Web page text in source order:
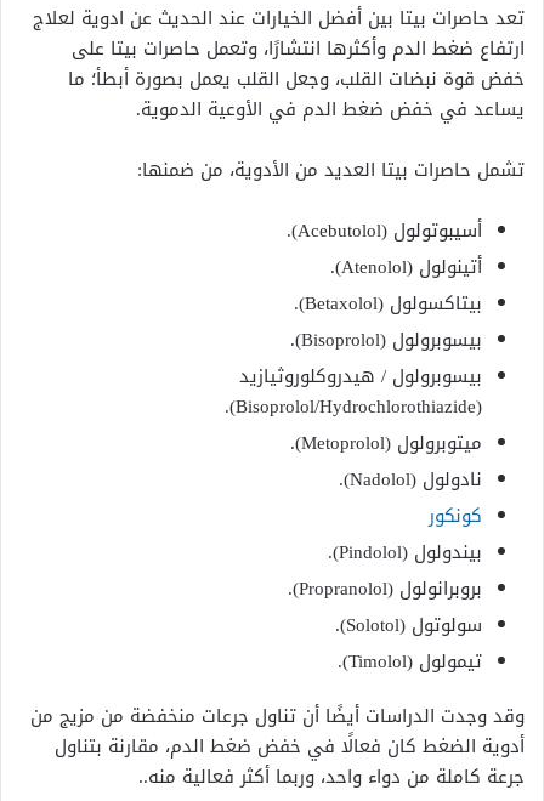
تعد حاصرات بيتا بين أفضل الخيارات عند الحديث عن ادوية لعلاج
ارتفاع ضغط الدم وأكثرها انتشارًا، وتعمل حاصرات بيتا على
خفض قوة نبضات القلب، وجعل القلب يعمل بصورة أبطأ؛ ما
يساعد في خفض ضغط الدم في الأوعية الدموية.
تشمل حاصرات بيتا العديد من الأدوية، من ضمنها:
أسيبوتولول (Acebutolol).
أتينولول (Atenolol).
بيتاكسولول (Betaxolol).
بيسوبرولول (Bisoprolol).
بيسوبرولول / هيدروكلوروثيازيد
(Bisoprolol/Hydrochlorothiazide).
ميتوبرولول (Metoprolol).
نادولول (Nadolol).
كونكور
بيندولول (Pindolol).
بروبرانولول (Propranolol).
سولوتول (Solotol).
تيمولول (Timolol).
وقد وجدت الدراسات أيضًا أن تناول جرعات منخفضة من مزيج من
أدوية الضغط كان فعالًا في خفض ضغط الدم، مقارنة بتناول
جرعة كاملة من دواء واحد، وربما أكثر فعالية منه..